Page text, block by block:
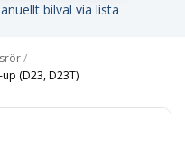
bilval via lista
/
up (D23, D23T)